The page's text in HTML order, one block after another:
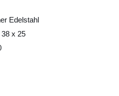
Edelstahl
38 x 25